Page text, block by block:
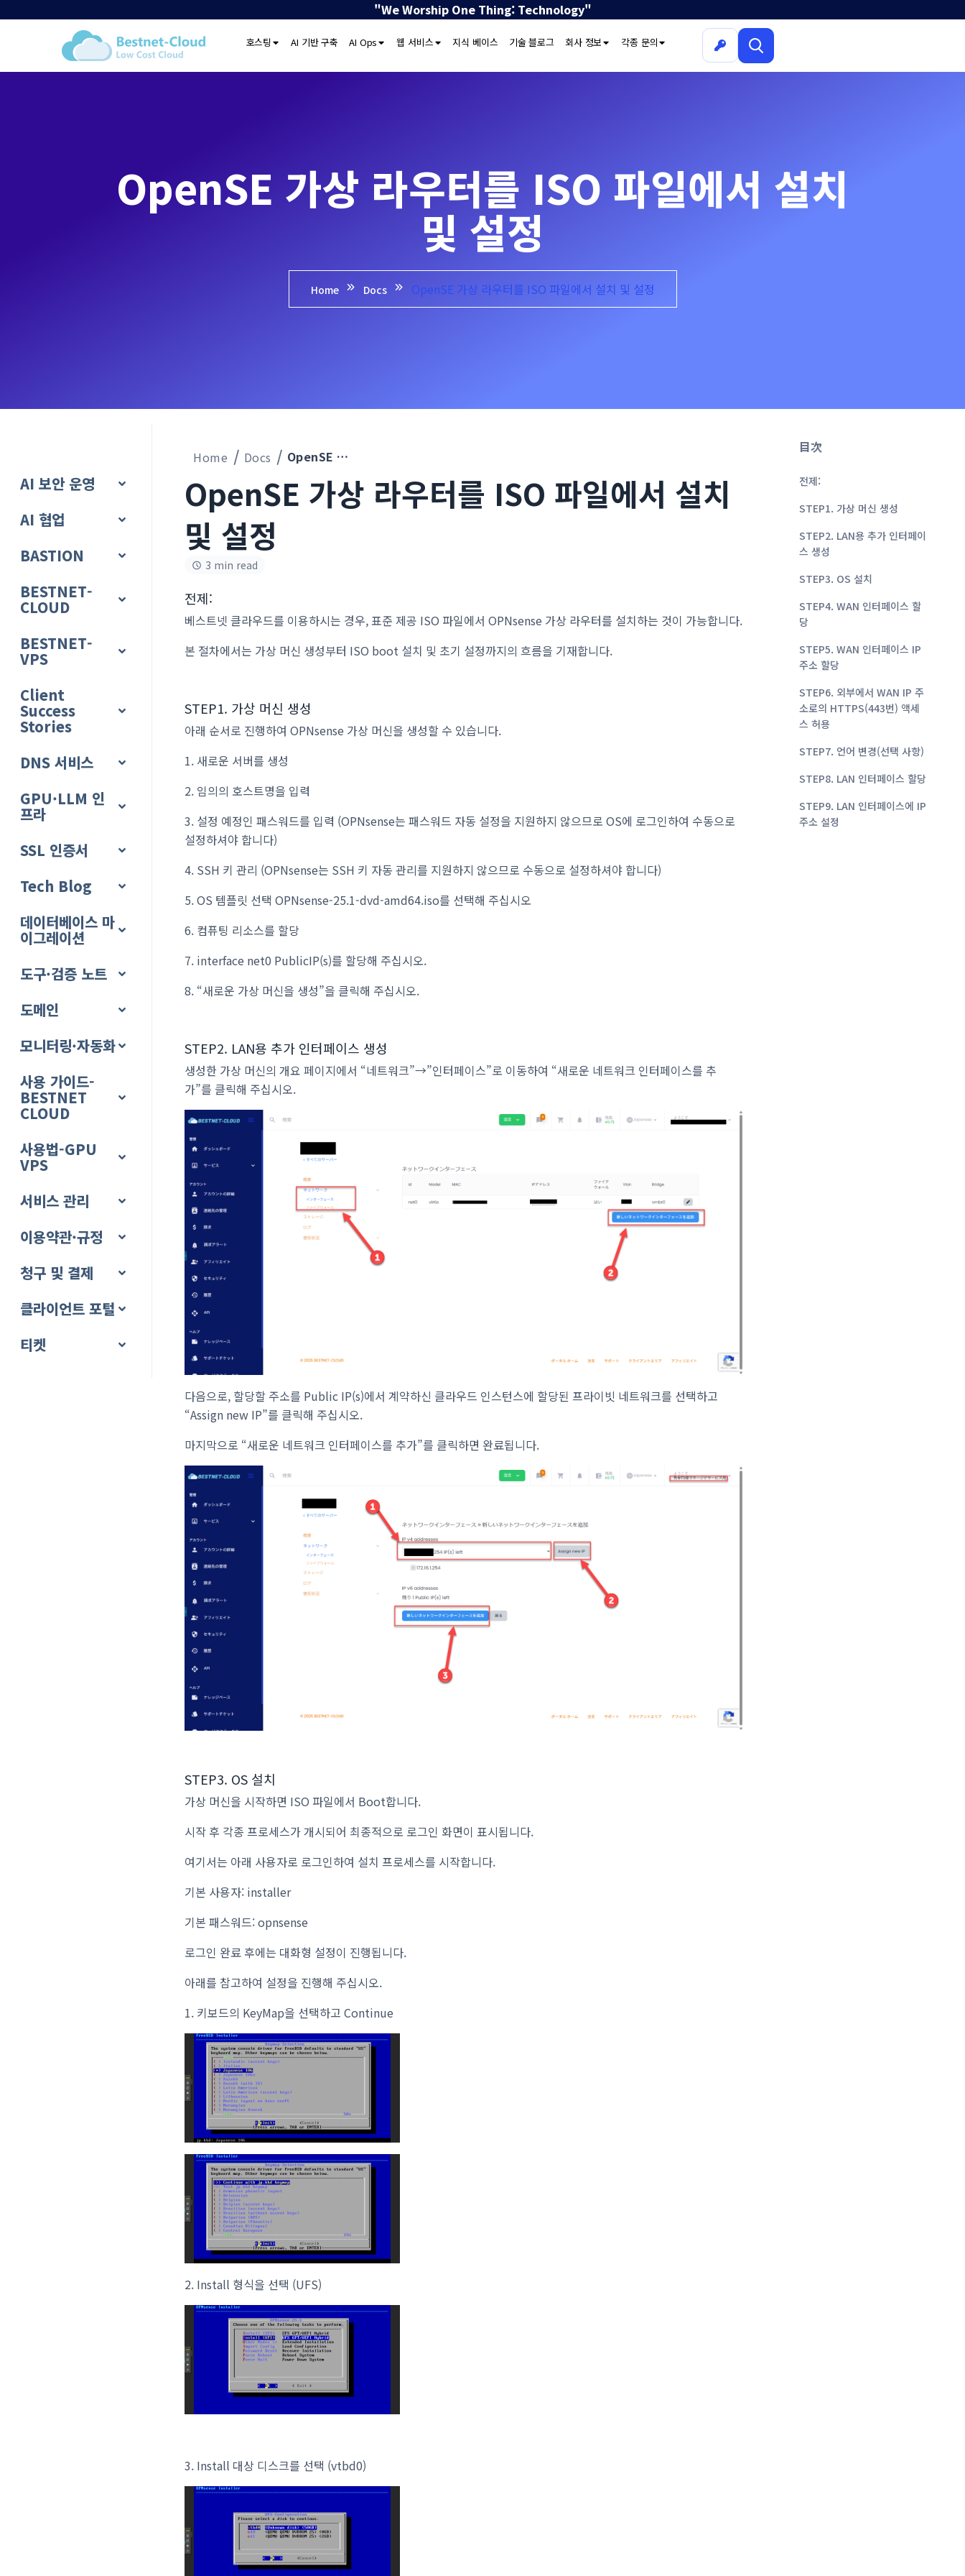
"We Worship One Thing: Technology"
호스팅 AI 기반 구축 AI Ops 웹 서비스 지식 베이스 기술 블로그 회사 정보 각종 문의
OpenSE 가상 라우터를 ISO 파일에서 설치
및 설정
Home Docs OpenSE 가상 라우터를 ISO 파일에서 설치 및 설정
AI 보안 운영
AI 협업
BASTION
BESTNET-
CLOUD
BESTNET-
VPS
Client
Success
Stories
DNS 서비스
GPU·LLM 인
프라
SSL 인증서
Tech Blog
데이터베이스 마
이그레이션
도구·검증 노트
도메인
모니터링·자동화
사용 가이드-
BESTNET
CLOUD
사용법-GPU
VPS
서비스 관리
이용약관·규정
청구 및 결제
클라이언트 포털
티켓
Home Docs OpenSE 가상 라우터를 ISO 파일에서 설치 및 설정
OpenSE 가상 라우터를 ISO 파일에서 설치
및 설정
3 min read
전제:
베스트넷 클라우드를 이용하시는 경우, 표준 제공 ISO 파일에서OPNsense 가상 라우터를 설치하는 것이 가능합니다.
본 절차에서는 가상 머신 생성부터 ISO boot 설치 및 초기 설정까지의 흐름을 기재합니다.
STEP1. 가상 머신 생성
아래 순서로 진행하여 OPNsense 가상 머신을 생성할 수 있습니다.
1. 새로운 서버를 생성
2. 임의의 호스트명을 입력
3. 설정 예정인 패스워드를 입력 (OPNsense는 패스워드 자동 설정을 지원하지 않으므로 OS에 로그인하여 수동으로
설정하셔야 합니다)
4. SSH 키 관리 (OPNsense는 SSH 키 자동 관리를 지원하지 않으므로 수동으로 설정하셔야 합니다)
5. OS 템플릿 선택OPNsense-25.1-dvd-amd64.iso를 선택해 주십시오
6. 컴퓨팅 리소스를 할당
7. interface net0 PublicIP(s)를 할당해 주십시오.
8. “새로운 가상 머신을 생성”을 클릭해 주십시오.
STEP2. LAN용 추가 인터페이스 생성
생성한 가상 머신의 개요 페이지에서 “네트워크”→”인터페이스”로 이동하여 “새로운 네트워크 인터페이스를 추
가”를 클릭해 주십시오.
다음으로, 할당할 주소를 Public IP(s)에서 계약하신 클라우드 인스턴스에 할당된 프라이빗 네트워크를 선택하고
“Assign new IP”를 클릭해 주십시오.
마지막으로 “새로운 네트워크 인터페이스를 추가”를 클릭하면 완료됩니다.
STEP3. OS 설치
가상 머신을 시작하면 ISO 파일에서 Boot합니다.
시작 후 각종 프로세스가 개시되어 최종적으로 로그인 화면이 표시됩니다.
여기서는 아래 사용자로 로그인하여 설치 프로세스를 시작합니다.
기본 사용자: installer
기본 패스워드:opnsense
로그인 완료 후에는 대화형 설정이 진행됩니다.
아래를 참고하여 설정을 진행해 주십시오.
1. 키보드의 KeyMap을 선택하고 Continue
2. Install 형식을 선택 (UFS)
3. Install 대상 디스크를 선택 (vtbd0)
目次
전제:
STEP1. 가상 머신 생성
STEP2. LAN용 추가 인터페이
스 생성
STEP3. OS 설치
STEP4. WAN 인터페이스 할
당
STEP5. WAN 인터페이스 IP
주소 할당
STEP6. 외부에서 WAN IP 주
소로의 HTTPS(443번) 액세
스 허용
STEP7. 언어 변경(선택 사항)
STEP8. LAN 인터페이스 할당
STEP9. LAN 인터페이스에 IP
주소 설정